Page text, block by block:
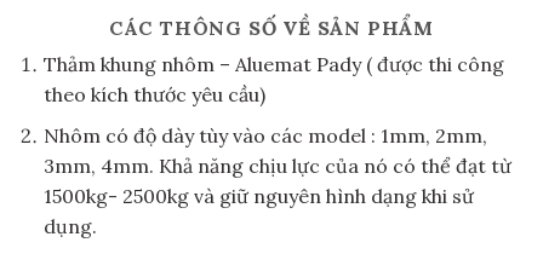
CÁC THÔNG SỐ VỀ SẢN PHẨM
Thảm khung nhôm – Aluemat Pady ( được thi công
theo kích thước yêu cầu)
Nhôm có độ dày tùy vào các model : 1mm, 2mm,
3mm, 4mm. Khả năng chịu lực của nó có thể đạt từ
1500kg- 2500kg và giữ nguyên hình dạng khi sử
dụng.